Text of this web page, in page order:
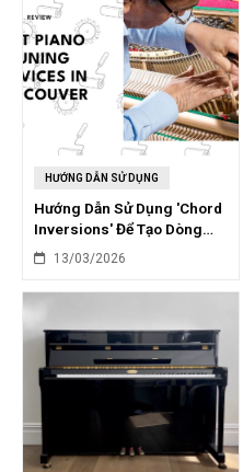
HƯỚNG DẪN SỬ DỤNG
Hướng Dẫn Sử Dụng 'Chord
Inversions' Để Tạo Dòng
Bassline Piano Lôi Cuốn
13/03/2026